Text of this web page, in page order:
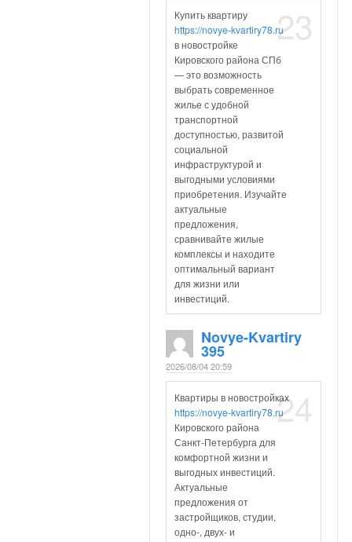
23
Купить квартиру
https://novye-kvartiry78.ru
в новостройке
Кировского района СПб
— это возможность
выбрать современное
жилье с удобной
транспортной
доступностью, развитой
социальной
инфраструктурой и
выгодными условиями
приобретения. Изучайте
актуальные
предложения,
сравнивайте жилые
комплексы и находите
оптимальный вариант
для жизни или
инвестиций.
Novye-Kvartiry
395
2026/08/04 20:59
24
Квартиры в новостройках
https://novye-kvartiry78.ru
Кировского района
Санкт-Петербурга для
комфортной жизни и
выгодных инвестиций.
Актуальные
предложения от
застройщиков, студии,
одно-, двух- и